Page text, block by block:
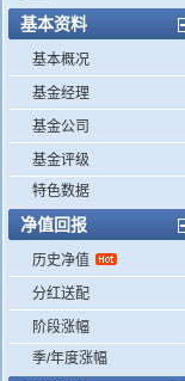
基本资料
基本概况
基金经理
基金公司
基金评级
特色数据
净值回报
历史净值
分红送配
阶段涨幅
季/年度涨幅